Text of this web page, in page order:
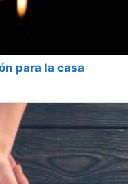
para la casa